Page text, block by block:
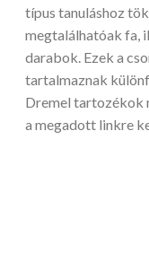
típus tanuláshoz
megtalálhatóak fa,
darabok. Ezek a
tartalmaznak
Dremel tartozékok
a megadott linkre